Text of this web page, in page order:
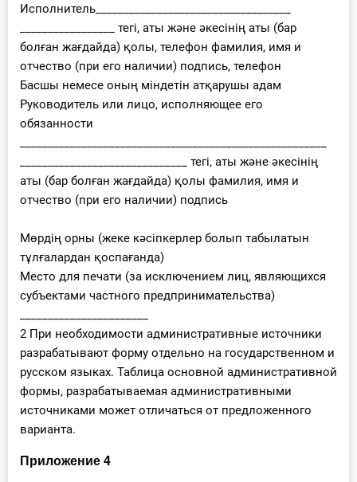
Исполнитель___________________________________
_________________ тегі, аты және әкесінің аты (бар
болған жағдайда) қолы, телефон фамилия, имя и
отчество (при его наличии) подпись, телефон
Басшы немесе оның міндетін атқарушы адам
Руководитель или лицо, исполняющее его
обязанности
______________________________ тегі, аты және әкесінің
аты (бар болған жағдайда) қолы фамилия, имя и
отчество (при его наличии) подпись
Мөрдің орны (жеке кәсіпкерлер болып табылатын
тұлғалардан қоспағанда)
Место для печати (за исключением лиц, являющихся
субъектами частного предпринимательства)
2 При необходимости административные источники
разрабатывают форму отдельно на государственном и
русском языках. Таблица основной административной
формы, разрабатываемая административными
источниками может отличаться от предложенного
варианта.
Приложение 4